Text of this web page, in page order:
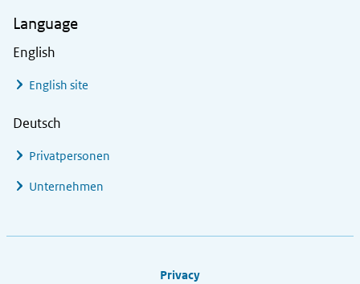
Language
English
English site
Deutsch
Privatpersonen
Unternehmen
Privacy